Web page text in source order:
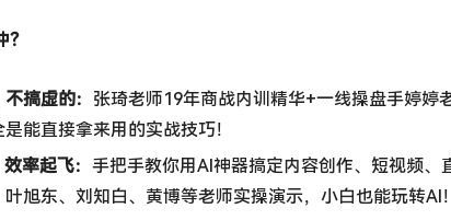
搞虚的：​ 张琦老师19年商战内训精华+一线操盘手婷婷
能直接拿来用的实战技巧！
率起飞：​ 手把手教你用AI神器搞定内容创作、短视频、
叶旭东、刘知白、黄博等老师实操演示，小白也能玩转AI！